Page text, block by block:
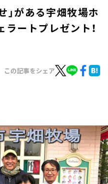
」がある宇畑牧場ホ
ラートプレゼント！
この記事をシェア